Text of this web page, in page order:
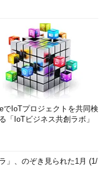
でIoTプロジェクトを共同検
「IoTビジネス共創ラボ」
」、のぞき見られた1月 (1/